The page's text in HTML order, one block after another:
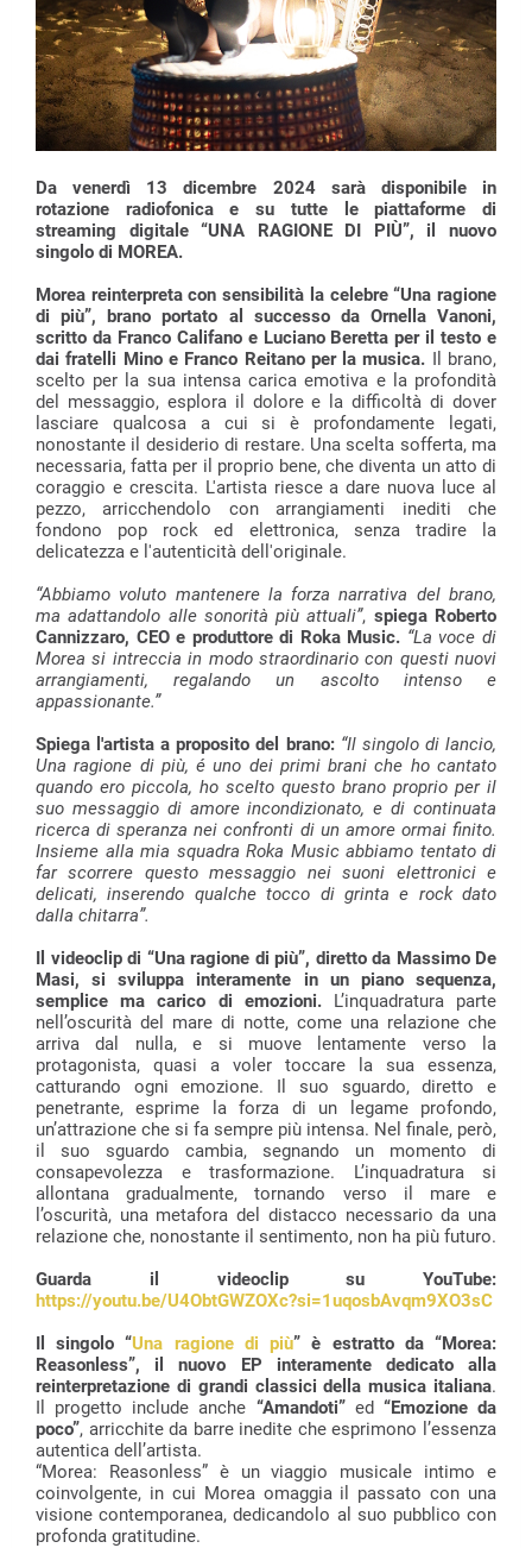
Da venerdì 13 dicembre 2024 sarà disponibile in
rotazione radiofonica e su tutte le piattaforme di
streaming digitale “UNA RAGIONE DI PIÙ”, il nuovo
singolo di MOREA.
Morea reinterpreta con sensibilità la celebre “Una ragione
di più”, brano portato al successo da Ornella Vanoni,
scritto da Franco Califano e Luciano Beretta per il testo e
dai fratelli Mino e Franco Reitano per la musica. Il brano,
scelto per la sua intensa carica emotiva e la profondità
del messaggio, esplora il dolore e la difficoltà di dover
lasciare qualcosa a cui si è profondamente legati,
nonostante il desiderio di restare. Una scelta sofferta, ma
necessaria, fatta per il proprio bene, che diventa un atto di
coraggio e crescita. L'artista riesce a dare nuova luce al
pezzo, arricchendolo con arrangiamenti inediti che
fondono pop rock ed elettronica, senza tradire la
delicatezza e l'autenticità dell'originale.
“Abbiamo voluto mantenere la forza narrativa del brano,
ma adattandolo alle sonorità più attuali”, spiega Roberto
Cannizzaro, CEO e produttore di Roka Music. “La voce di
Morea si intreccia in modo straordinario con questi nuovi
arrangiamenti, regalando un ascolto intenso e
appassionante.”
Spiega l'artista a proposito del brano: “Il singolo di lancio,
Una ragione di più, é uno dei primi brani che ho cantato
quando ero piccola, ho scelto questo brano proprio per il
suo messaggio di amore incondizionato, e di continuata
ricerca di speranza nei confronti di un amore ormai finito.
Insieme alla mia squadra Roka Music abbiamo tentato di
far scorrere questo messaggio nei suoni elettronici e
delicati, inserendo qualche tocco di grinta e rock dato
dalla chitarra”.
Il videoclip di “Una ragione di più”, diretto da Massimo De
Masi, si sviluppa interamente in un piano sequenza,
semplice ma carico di emozioni.L’inquadratura parte
nell’oscurità del mare di notte, come una relazione che
arriva dal nulla, e si muove lentamente verso la
protagonista, quasi a voler toccare la sua essenza,
catturando ogni emozione. Il suo sguardo, diretto e
penetrante, esprime la forza di un legame profondo,
un’attrazione che si fa sempre più intensa. Nel finale, però,
il suo sguardo cambia, segnando un momento di
consapevolezza e trasformazione. L’inquadratura si
allontana gradualmente, tornando verso il mare e
l’oscurità, una metafora del distacco necessario da una
relazione che, nonostante il sentimento, non ha più futuro.
Guarda il videoclip su YouTube:
https://youtu.be/U4ObtGWZOXc?si=1uqosbAvqm9XO3sC
Il singolo “Una ragione di più” è estratto da “Morea:
Reasonless”, il nuovo EP interamente dedicato alla
reinterpretazione di grandi classici della musica italiana.
Il progetto include anche “Amandoti”ed “Emozione da
poco”, arricchite da barre inedite che esprimono l’essenza
autentica dell’artista.
“Morea: Reasonless” è un viaggio musicale intimo e
coinvolgente, in cui Morea omaggia il passato con una
visione contemporanea, dedicandolo al suo pubblico con
profonda gratitudine.